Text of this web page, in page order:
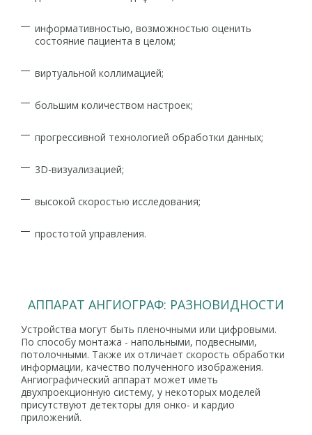
информативностью, возможностью оценить
состояние пациента в целом;
виртуальной коллимацией;
большим количеством настроек;
прогрессивной технологией обработки данных;
3D-визуализацией;
высокой скоростью исследования;
простотой управления.
АППАРАТ АНГИОГРАФ: РАЗНОВИДНОСТИ
Устройства могут быть пленочными или цифровыми.
По способу монтажа - напольными, подвесными,
потолочными. Также их отличает скорость обработки
информации, качество полученного изображения.
Ангиографический аппарат может иметь
двухпроекционную систему, у некоторых моделей
присутствуют детекторы для онко- и кардио
приложений.